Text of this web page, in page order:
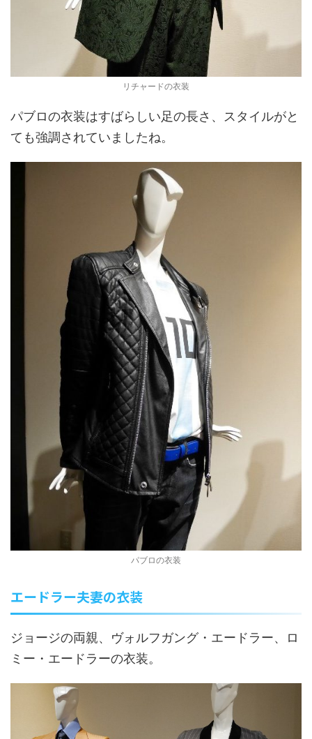
リチャードの衣装
パブロの衣装はすばらしい足の長さ、スタイルがと
ても強調されていましたね。
パブロの衣装
エードラー夫妻の衣装
ジョージの両親、ヴォルフガング・エードラー、ロ
ミー・エードラーの衣装。